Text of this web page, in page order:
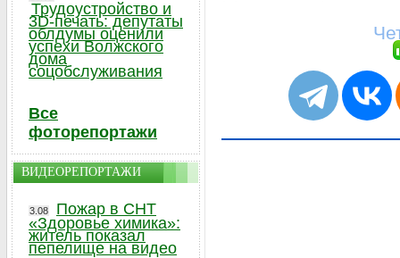
Трудоустройство и
3D-печать: депутаты
облдумы оценили
успехи Волжского
дома
соцобслуживания
Все
фоторепортажи
ВИДЕОРЕПОРТАЖИ
3.08
Пожар в СНТ
«Здоровье химика»:
житель показал
пепелище на видео